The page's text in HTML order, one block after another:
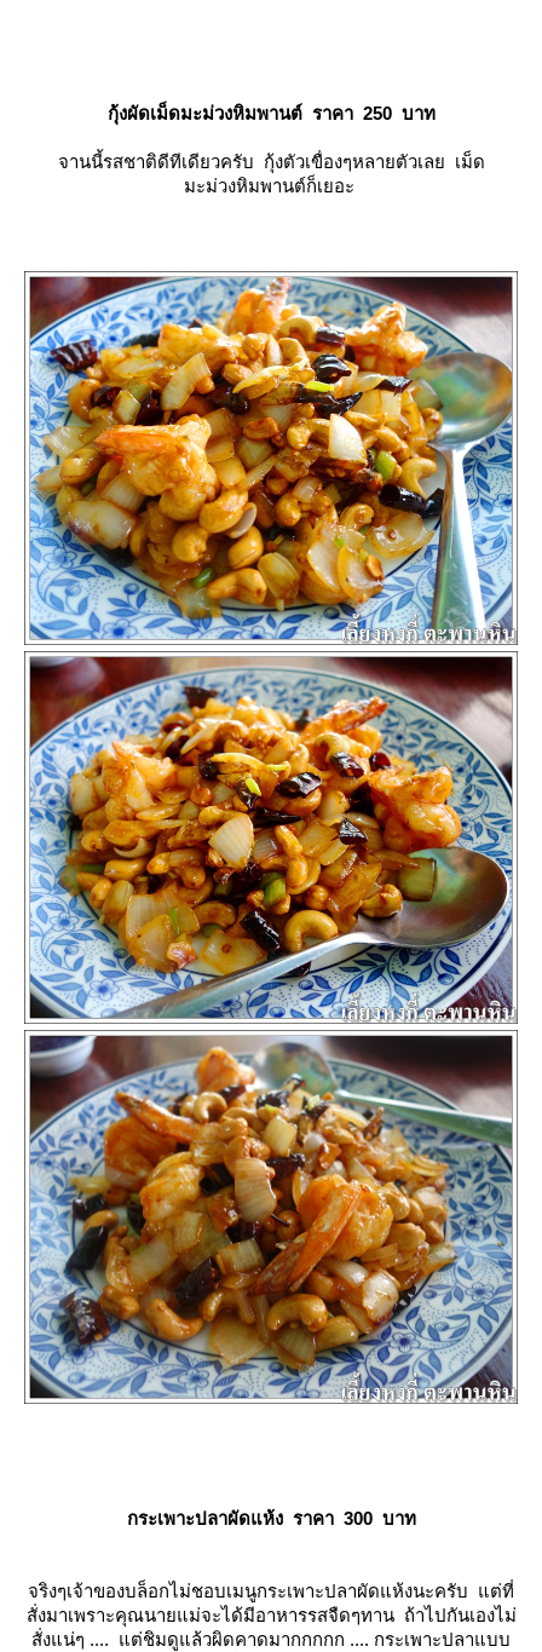
กุ้งผัดเม็ดมะม่วงหิมพานต์ ราคา 250 บาท
จานนี้รสชาติดีทีเดียวครับ กุ้งตัวเขื่องๆหลายตัวเลย เม็ด
มะม่วงหิมพานต์ก็เยอะ
กระเพาะปลาผัดแห้ง ราคา 300 บาท
จริงๆเจ้าของบล็อกไม่ชอบเมนูกระเพาะปลาผัดแห้งนะครับ แต่ที่
สั่งมาเพราะคุณนายแม่จะได้มีอาหารรสจืดๆทาน ถ้าไปกันเองไม่
สั่งแน่ๆ .... แต่ชิมดูแล้วผิดคาดมากกกกก .... กระเพาะปลาแบบ